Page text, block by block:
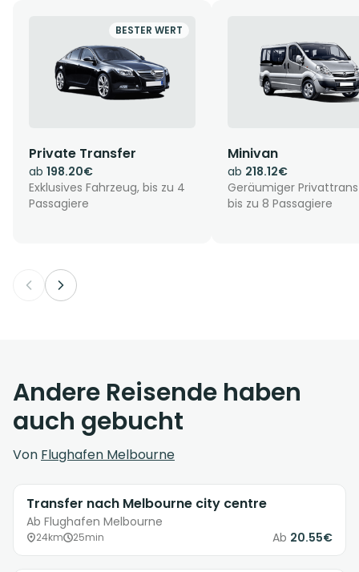
BESTER WERT
Private Transfer
ab 198.20€
Exklusives Fahrzeug, bis zu 4
Passagiere
Minivan
ab 218.12€
Geräumiger
bis zu 8 Passagiere
Andere Reisende haben
auch gebucht
Von Flughafen Melbourne
Transfer nach Melbourne city centre
Ab Flughafen Melbourne
24km 25min Ab 20.55€